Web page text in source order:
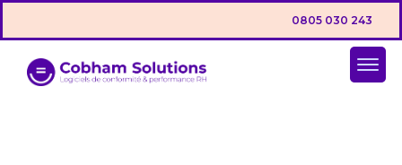
0805 030 243